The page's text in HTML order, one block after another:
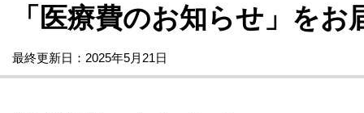
「医療費のお知らせ」を
最終更新日：2025年5月21日